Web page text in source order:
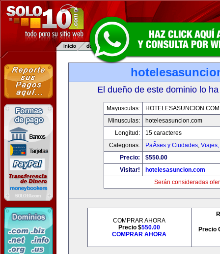
El dueño de este dominio lo
Mayusculas:
HOTELESASUNCION.COM
Minusculas:
hotelesasuncion.com
Longitud:
15 caracteres
Categorias:
PaÃ­ses y Ciudades,
Precio:
$550.00
Visitar!
hotelesasuncion.com
Serán consideradas
COMPRAR AHORA
Precio $550.00
COMPRAR AHORA
Precio